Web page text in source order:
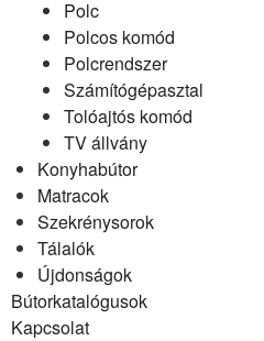
Polc
Polcos komód
Polcrendszer
Számítógépasztal
Tolóajtós komód
TV állvány
Konyhabútor
Matracok
Szekrénysorok
Tálalók
Újdonságok
Bútorkatalógusok
Kapcsolat